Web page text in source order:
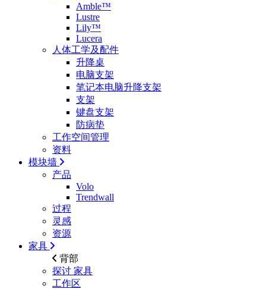
Amble™
Lustre
Lily™
Lucera
人体工学及配件
升降桌
电脑支架
笔记本电脑升降支架
支架
键盘支架
防病垫
工作空间管理
资料
模块墙
产品
Volo
Trendwall
过程
灵感
资源
家具
背部
探讨 家具
工作区